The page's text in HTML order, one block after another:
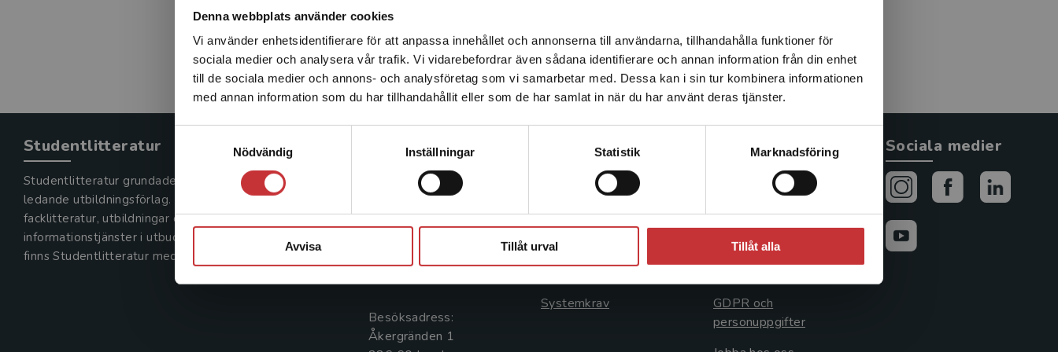
Denna webbplats använder cookies
Vi använder enhetsidentifierare för att anpassa innehållet och annonserna till användarna, tillhandahålla funktioner för
sociala medier och analysera vår trafik. Vi vidarebefordrar även sådana identifierare och annan information från din enhet
till de sociala medier och annons- och analysföretag som vi samarbetar med. Dessa kan i sin tur kombinera informationen
med annan information som du har tillhandahållit eller som de har samlat in när du har använt deras tjänster.
Nödvändig
Inställningar Statistik Marknadsföring
Avvisa Tillåt urval Tillåt alla
Det verkar som att du besöker studentlitteratur.se via en
enhet utanför Sverige. Vi erbjuder inte leveranser utanför
Sverige. För att kunna slutföra ett köp måste
leveransadressen vara i Sverige.Läs mer
Studentlitteratur
Studentlitteratur grundades 1963 och är idag Sveriges
ledande utbildningsförlag. Med läromedel, kurslitteratur,
facklitteratur, utbildningar och digitala
informationstjänster i utbudet,
finns Studentlitteratur med längs hela kunskapsresan.
Kontakta oss
Kontakta oss
046-31 20 00
Box 141
221 00 Lund
Besöksadress:
Åkergränden 1
Kundservice
Kontakta kundservice
046-31 21 00
Frågor och svar
Systemkrav
Allmänna länkar
Avtal och rättigheter
Cookies
GDPR och
personuppgifter
Sociala medier